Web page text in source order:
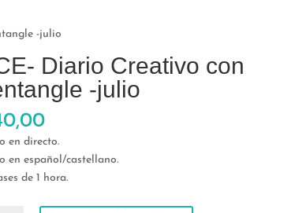
-julio
Diario Creativo con
-julio
en directo.
en español/castellano.
de 1 hora.